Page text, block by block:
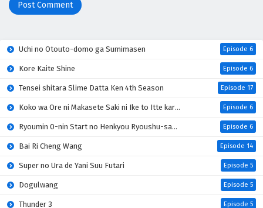
Uchi no Otouto-domo ga Sumimasen Episode 6
Kore Kaite Shine Episode 6
Tensei shitara Slime Datta Ken 4th Season Episode 17
Koko wa Ore ni Makasete Saki ni Ike to Itte kara 10-nen ga Tattara Densetsu ni Natteita Episode 6
Ryoumin 0-nin Start no Henkyou Ryoushu-sama Episode 6
Bai Ri Cheng Wang Episode 14
Super no Ura de Yani Suu Futari Episode 5
Dogulwang Episode 5
Thunder 3 Episode 5